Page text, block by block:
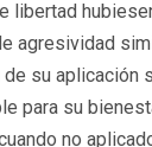
libertad
agresividad
su aplicación
para su
no